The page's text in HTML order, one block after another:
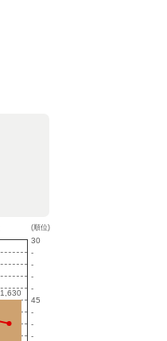
1,630
1,630
(順位)
30
-
-
-
-
45
-
-
-